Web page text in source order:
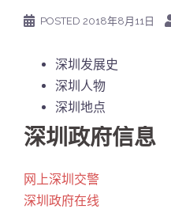
POSTED 2018年8月11日
深圳发展史
深圳人物
深圳地点
深圳政府信息
网上深圳交警
深圳政府在线